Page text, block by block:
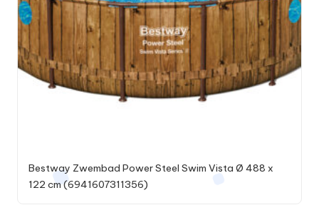
Bestway Zwembad Power Steel Swim Vista Ø 488 x
122 cm (6941607311356)